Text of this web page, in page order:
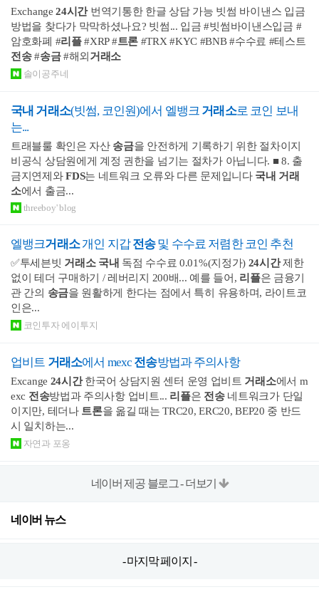
Exchange24시간번역기통한 한글 상담 가능 빗썸 바이낸스 입금
방법을 찾다가 막막하셨나요? 빗썸... 입금 #빗썸바이낸스입금 #
암호화폐 #리플#XRP #트론#TRX #KYC #BNB #수수료 #테스트
전송#송금#해외 거래소
솔이공주네
국내 거래소(빗썸, 코인원)에서 엘뱅크 거래소로 코인 보내
는...
트래블룰 확인은 자산 송금을 안전하게 기록하기 위한 절차이지
비공식 상담원에게 계정 권한을 넘기는 절차가 아닙니다. ■ 8. 출
금지연제와FDS는 네트워크 오류와 다른 문제입니다 국내 거래
소에서 출금...
threeboy' blog
엘뱅크거래소개인 지갑전송및 수수료 저렴한 코인 추천
✅투세븐빗 거래소 국내 독점 수수료 0.01%(지정가) 24시간제한
없이 테더 구매하기 / 레버리지 200배... 예를 들어, 리플은 금융기
관 간의 송금을 원활하게 한다는 점에서 특히 유용하며, 라이트코
인은...
코인투자 에이투지
업비트 거래소에서 mexc 전송방법과 주의사항
Excange 24시간한국어 상담지원 센터 운영 업비트 거래소에서 m
exc 전송방법과 주의사항 업비트... 리플은 전송네트워크가 단일
이지만, 테더나 트론을 옮길 때는 TRC20, ERC20, BEP20 중 반드
시 일치하는...
자연과 포옹
네이버 제공 블로그 - 더보기
네이버 뉴스
- 마지막 페이지 -